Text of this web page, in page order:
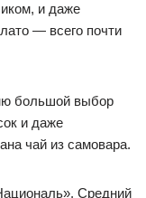
и даже
— всего почти
большой выбор
и даже
чай из самовара.
Средний